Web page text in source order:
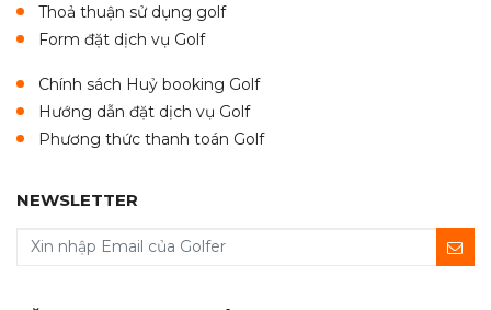
Thoả thuận sử dụng golf
Form đặt dịch vụ Golf
Chính sách Huỷ booking Golf
Hướng dẫn đặt dịch vụ Golf
Phương thức thanh toán Golf
NEWSLETTER